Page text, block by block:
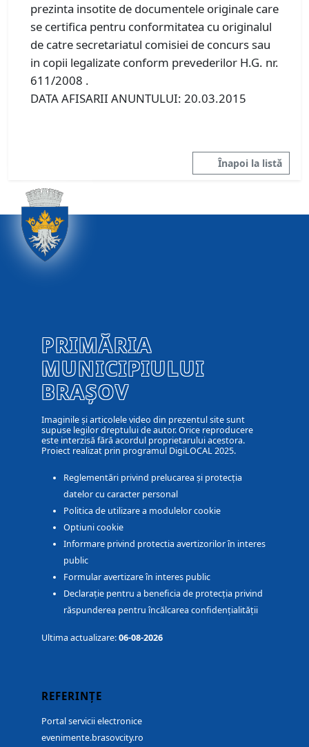
prezinta insotite de documentele originale care
se certifica pentru conformitatea cu originalul
de catre secretariatul comisiei de concurs sau
in copii legalizate conform prevederilor H.G. nr.
611/2008 .
DATA AFISARII ANUNTULUI: 20.03.2015
Înapoi la listă
PRIMĂRIA
MUNICIPIULUI
BRAȘOV
Imaginile și articolele video din prezentul site sunt
supuse legilor dreptului de autor. Orice reproducere
este interzisă fără acordul proprietarului acestora.
Proiect realizat prin programul DigiLOCAL 2025.
Reglementări privind prelucarea și protecția
datelor cu caracter personal
Politica de utilizare a modulelor cookie
Optiuni cookie
Informare privind protectia avertizorilor în interes
public
Formular avertizare în interes public
Declarație pentru a beneficia de protecția privind
răspunderea pentru încălcarea confidențialității
Ultima actualizare:06-08-2026
REFERINȚE
Portal servicii electronice
evenimente.brasovcity.ro